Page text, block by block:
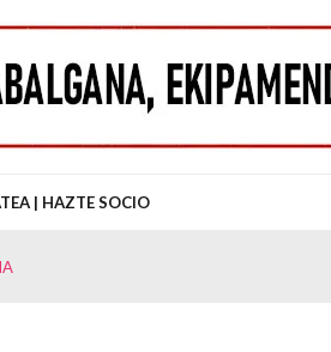
| HAZTE SOCIO